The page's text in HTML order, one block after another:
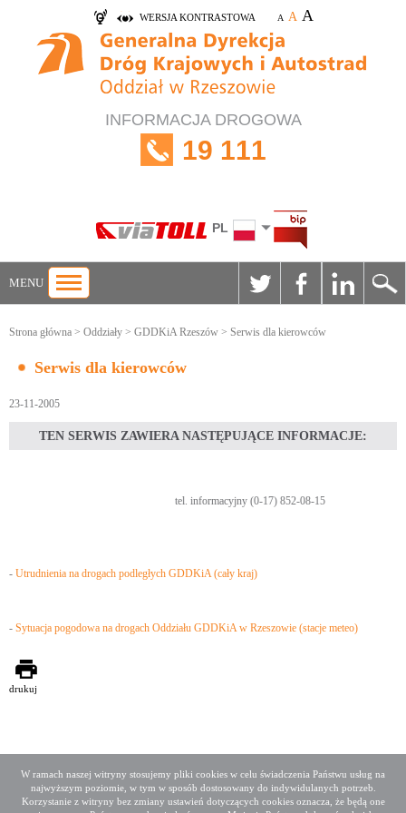
W ramach naszej witryny stosujemy pliki cookies w celu świadczenia Państwu usług na
najwyższym poziomie, w tym w sposób dostosowany do indywidulanych potrzeb.
Korzystanie z witryny bez zmiany ustawień dotyczących cookies oznacza, że będą one
WERSJA KONTRASTOWA A A A
INFORMACJA DROGOWA
19 111
PL
MENU
Strona główna > Oddziały > GDDKiA Rzeszów > Serwis dla kierowców
Serwis dla kierowców
23-11-2005
TEN SERWIS ZAWIERA NASTĘPUJĄCE INFORMACJE:
tel. informacyjny (0-17) 852-08-15
- Utrudnienia na drogach podległych GDDKiA (cały kraj)
- Sytuacja pogodowa na drogach Oddziału GDDKiA w Rzeszowie (stacje meteo)
drukuj
Deklaracja dostępności
Mapa serwisu